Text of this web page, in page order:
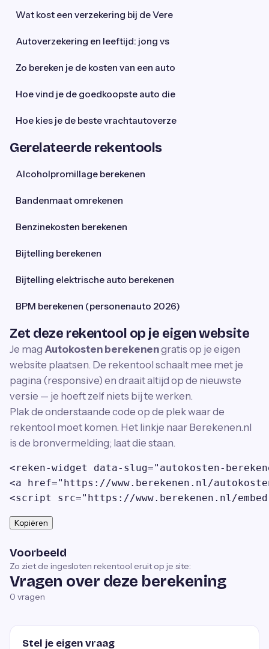
Wat kost een verzekering bij de Vere
Autoverzekering en leeftijd: jong vs
Zo bereken je de kosten van een auto
Hoe vind je de goedkoopste auto die
Hoe kies je de beste vrachtautoverze
Gerelateerde rekentools
Alcoholpromillage berekenen
Bandenmaat omrekenen
Benzinekosten berekenen
Bijtelling berekenen
Bijtelling elektrische auto berekenen
BPM berekenen (personenauto 2026)
Zet deze rekentool op je eigen website
Je mag Autokosten berekenengratis op je eigen
website plaatsen. De rekentool schaalt mee met je
pagina (responsive) en draait altijd op de nieuwste
versie — je hoeft zelf niets bij te werken.
Plak de onderstaande code op de plek waar de
rekentool moet komen. Het linkje naar Berekenen.nl
is de bronvermelding; laat die staan.
<reken-widget data-slug="autokosten-
<a href="https://www.berekenen.nl/
<script src="https://www.berekenen.nl/
Kopiëren
Voorbeeld
Zo ziet de ingesloten rekentool eruit op je site:
Vragen over deze berekening
0 vragen
Stel je eigen vraag